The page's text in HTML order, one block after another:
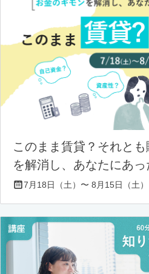
このまま賃貸？それと
を解消し、あなたにあ
7月18日（土）〜 8月15日（土